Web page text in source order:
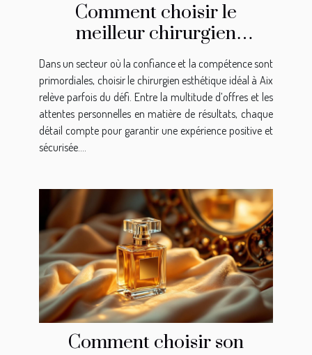
Comment choisir le
meilleur chirurgien
esthétique à Aix ?
Dans un secteur où la confiance et la compétence sont
primordiales, choisir le chirurgien esthétique idéal à Aix
relève parfois du défi. Entre la multitude d’offres et les
attentes personnelles en matière de résultats, chaque
détail compte pour garantir une expérience positive et
sécurisée....
Comment choisir son